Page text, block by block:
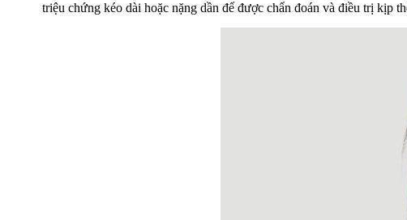
triệu chứng kéo dài hoặc nặng dần để được chẩn đoán và điều trị kịp